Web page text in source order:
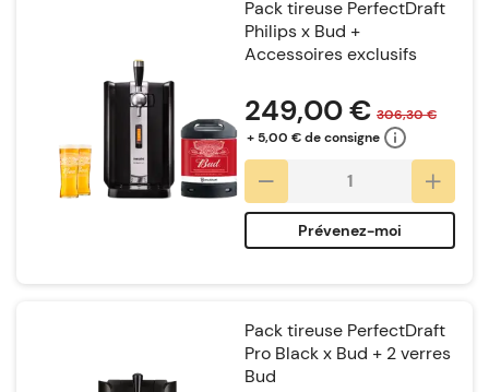
Pack tireuse PerfectDraft
Philips x Bud +
Accessoires exclusifs
249,00 € 306,30 €
+ 5,00 € de consigne
Prévenez-moi
Pack tireuse PerfectDraft
Pro Black x Bud + 2 verres
Bud